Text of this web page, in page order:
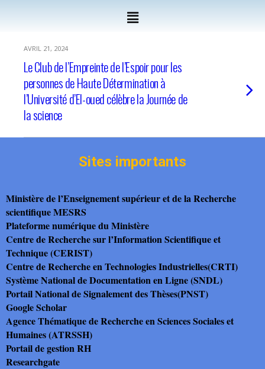
AVRIL 21, 2024
Le Club de l’Empreinte de l’Espoir pour les
personnes de Haute Détermination à
l’Université d’El-oued célèbre la Journée de
la science
Sites importants
Ministère de l’Enseignement supérieur et de la Recherche
scientifique MESRS
Plateforme numérique du Ministère
Centre de Recherche sur l’Information Scientifique et
Technique (CERIST)
Centre de Recherche en Technologies Industrielles(CRTI)
Système National de Documentation en Ligne (SNDL)
Portail National de Signalement des Thèses(PNST)
Google Scholar
Agence Thématique de Recherche en Sciences Sociales et
Humaines (ATRSSH)
Portail de gestion RH
Researchgate